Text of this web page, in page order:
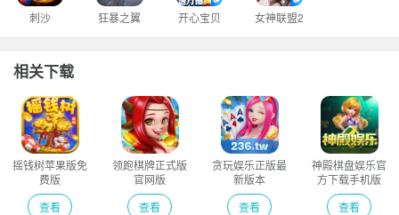
刺沙 狂暴之翼 开心宝贝 女神联盟2
相关下载
摇钱树苹果版免
费版
查看
领跑棋牌正式版
官网版
查看
贪玩娱乐正版最
新版本
查看
神殿棋盘娱乐官
方下载手机版
查看